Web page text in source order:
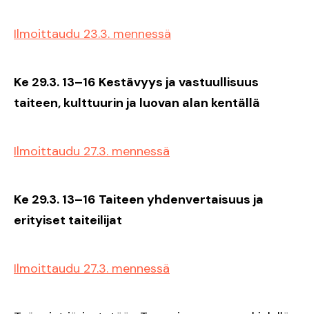
Ilmoittaudu 23.3. mennessä
Ke 29.3. 13–16 Kestävyys ja vastuullisuus
taiteen, kulttuurin ja luovan alan kentällä
Ilmoittaudu 27.3. mennessä
Ke 29.3. 13–16 Taiteen yhdenvertaisuus ja
erityiset taiteilijat
Ilmoittaudu 27.3. mennessä